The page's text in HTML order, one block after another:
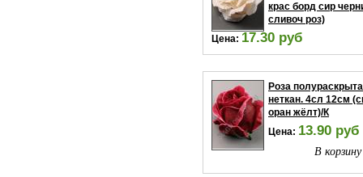
крас борд сир
сливоч роз)
Цена: 17.30 руб
В
Роза
неткан. 4сл 12см
оран жёлт)/К
Цена: 13.90 руб
В